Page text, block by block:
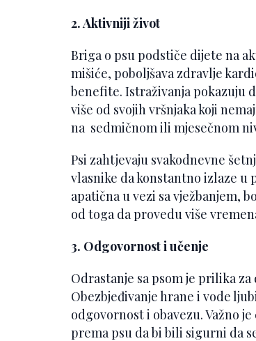
2. Aktivniji život
Briga o psu podstiče dijete na
mišiće, poboljšava zdravlje
benefite. Istraživanja pokazuju
više od svojih vršnjaka koji
na sedmičnom ili mjesečnom
Psi zahtjevaju svakodnevne
vlasnike da konstantno izlaze u
apatična u vezi sa vježbanjem,
od toga da provedu više
3. Odgovornost i učenje
Odrastanje sa psom je prilika
Obezbjeđivanje hrane i vode
odgovornost i obavezu. Važno
prema psu da bi bili sigurni da